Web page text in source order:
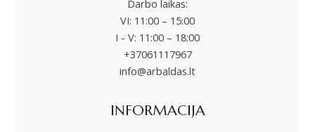
Darbo laikas:
VI: 11:00 – 15:00
I - V: 11:00 – 18:00
+37061117967
info@arbaldas.lt
INFORMACIJA